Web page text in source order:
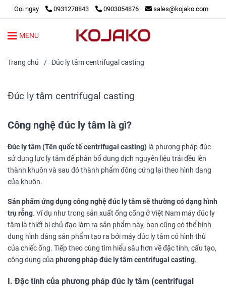
Gọi ngay 0931278843 0903054876 sales@kojako.com
MENU
Trang chủ / Đúc ly tâm centrifugal casting
Đúc ly tâm centrifugal casting
Công nghệ đúc ly tâm là gì?
Đúc ly tâm(Tên quốc tế centrifugal casting) là phương pháp đúc
sử dụng lực ly tâm để phân bổ dung dịch nguyên liệu trải đều lên
thành khuôn và sau đó thành phẩm đông cứng lại theo hình dạng
của khuôn.
Sản phẩm ứng dụngcông nghệ đúc ly tâm sẽ thường có dạng hình
trụ rỗng. Ví dụ như trong sản xuất ống cống ở Việt Nam máy đúc ly
tâm là thiết bị chủ đạo làm ra sản phẩm này, bạn cũng có thể hình
dung hình dáng sản phẩm tạo ra bởi máy đúc ly tâm có hình thù
của chiếc ống. Tiếp theo cùng tìm hiểu sâu hơn về đặc tính, cấu tạo,
công dụng của phương pháp đúc ly tâm centrifugal casting.
I. Đặc tính của phương pháp đúc ly tâm (centrifugal